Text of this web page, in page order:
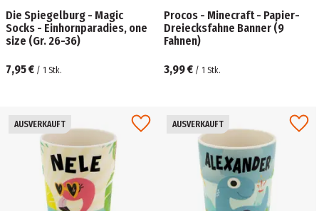
Die Spiegelburg - Magic
Socks - Einhornparadies, one
size (Gr. 26-36)
7,95 € / 1 Stk.
Procos - Minecraft - Papier-
Dreiecksfahne Banner (9
Fahnen)
3,99 € / 1 Stk.
AUSVERKAUFT AUSVERKAUFT